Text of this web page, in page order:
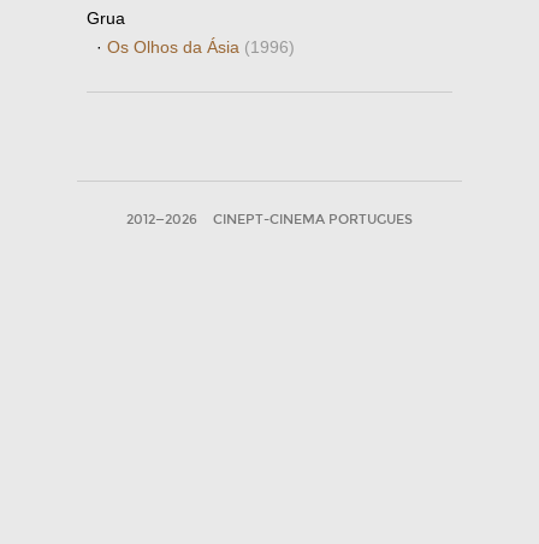
Grua
· Os Olhos da Ásia (1996)
2012—2026 CINEPT-CINEMA PORTUGUES